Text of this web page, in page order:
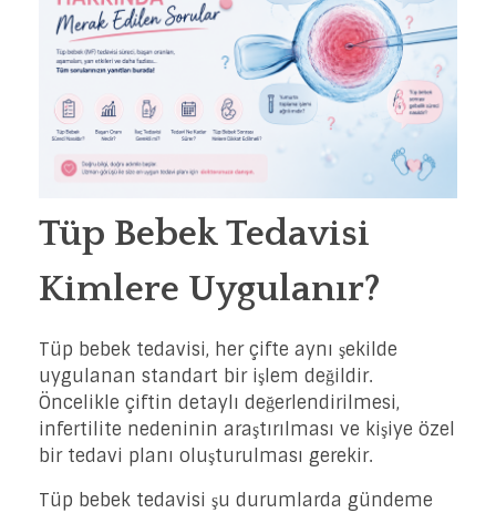
Tüp Bebek Tedavisi
Kimlere Uygulanır?
Tüp bebek tedavisi, her çifte aynı şekilde
uygulanan standart bir işlem değildir.
Öncelikle çiftin detaylı değerlendirilmesi,
infertilite nedeninin araştırılması ve kişiye özel
bir tedavi planı oluşturulması gerekir.
Tüp bebek tedavisi şu durumlarda gündeme